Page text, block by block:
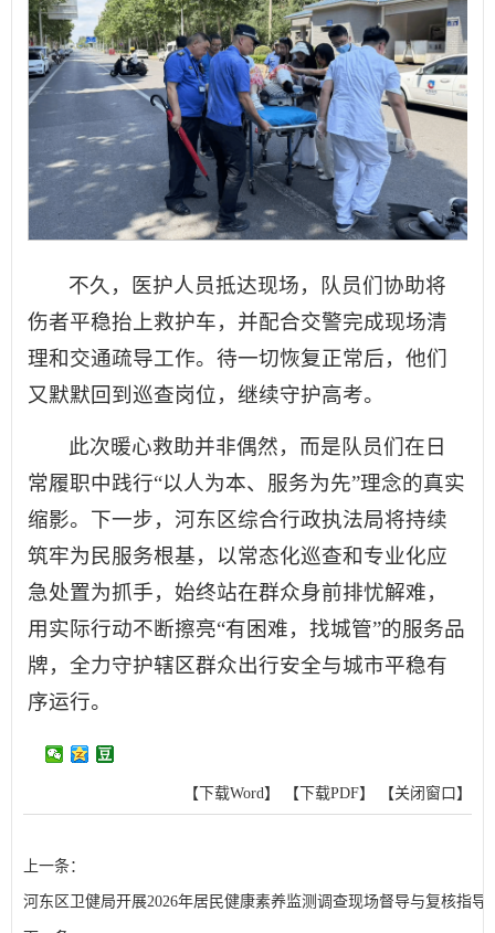
不久，医护人员抵达现场，队员们协助将
伤者平稳抬上救护车，并配合交警完成现场清
理和交通疏导工作。待一切恢复正常后，他们
又默默回到巡查岗位，继续守护高考。
此次暖心救助并非偶然，而是队员们在日
常履职中践行“以人为本、服务为先”理念的真实
缩影。下一步，河东区综合行政执法局将持续
筑牢为民服务根基，以常态化巡查和专业化应
急处置为抓手，始终站在群众身前排忧解难，
用实际行动不断擦亮“有困难，找城管”的服务品
牌，全力守护辖区群众出行安全与城市平稳有
序运行。
【下载Word】 【下载PDF】 【关闭窗口】
上一条：
河东区卫健局开展2026年居民健康素养监测调查现场督导与复核指导